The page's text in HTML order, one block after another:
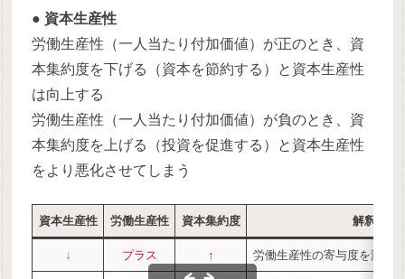
● 資本生産性
労働生産性（一人当たり付加価値）が正のとき、資
本集約度を下げる（資本を節約する）と資本生産性
は向上する
労働生産性（一人当たり付加価値）が負のとき、資
本集約度を上げる（投資を促進する）と資本生産性
をより悪化させてしまう
資本生産性 労働生産性 資本集約度 解釈
↓ プラス ↑ 労働生産性の寄与度を減殺